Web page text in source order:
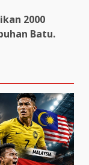
2000
Batu.